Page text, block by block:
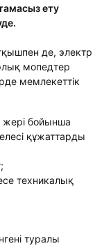
ету
де, электр
мопедтер
мемлекеттік
жері бойынша
құжаттарды
техникалық
туралы